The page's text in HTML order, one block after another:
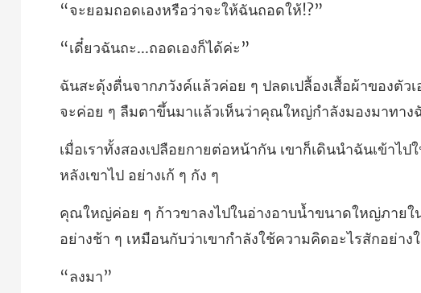
งหรือว่าจะให
นถะ...ถอดเ
าของตัว
จะค่อย ๆ ลืม
ขาก็เดินนำฉันเข้าไป
ภายใ
อย่างช้า ๆ เหมือ
ลง